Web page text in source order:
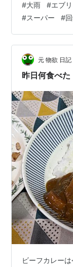
しのシーザー
せ 帰りは唐木
テリアミント
おいしく食べ
#大雨 #エブ
#スーパー #
元 物欲 日記
昨日何食べ
ビーフカレー